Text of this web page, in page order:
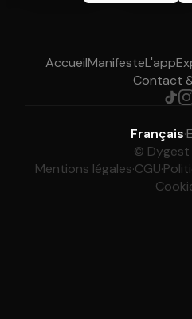
AccueilManifesteL'app
Contact
Français·
©
Mentions légales·CGU·